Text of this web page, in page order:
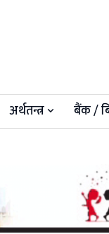
अर्थतन्त्र बैंक /